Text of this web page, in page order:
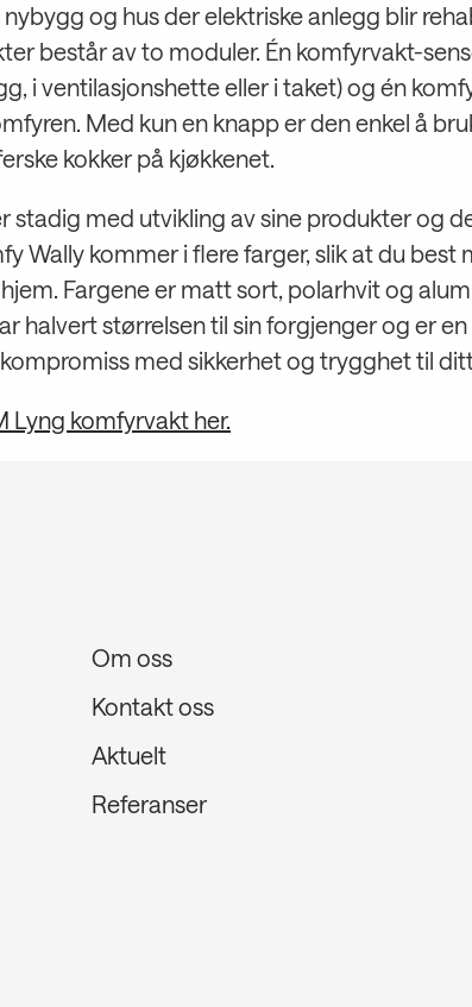
og hus der elektriske anlegg blir
består av to moduler. Én komfyrvakt-
i ventilasjonshette eller i taket) og én
Med kun en knapp er den enkel å
kokker på kjøkkenet.
stadig med utvikling av sine produkter og
Wally kommer i flere farger, slik at du best
Fargene er matt sort, polarhvit og
halvert størrelsen til sin forgjenger og er
med sikkerhet og trygghet til
Lyng komfyrvakt her.
Om oss
Kontakt oss
Aktuelt
Referanser